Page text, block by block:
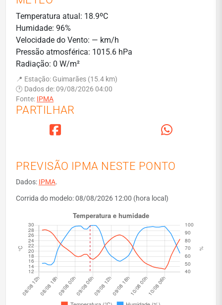
Temperatura atual: 18.9ºC
Humidade: 96%
Velocidade do Vento: — km/h
Pressão atmosférica: 1015.6 hPa
Radiação: 0 W/m²
📍 Estação: Guimarães (15.4 km)
🕐 Dados de: 09/08/2026 04:00
Fonte: IPMA
PARTILHAR
PREVISÃO IPMA NESTE PONTO
Dados: IPMA.
Corrida do modelo: 08/08/2026 12:00 (hora local)